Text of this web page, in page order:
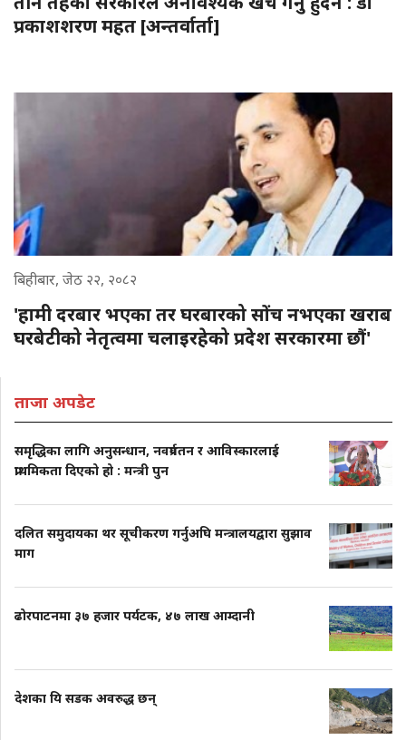
प्रकाशशरण महत [अन्तर्वार्ता]
बिहीबार, जेठ २२, २०८२
'हामी दरबार भएका तर घरबारको सोंच नभएका खराब
घरबेटीको नेतृत्वमा चलाइरहेको प्रदेश सरकारमा छौं'
ताजा अपडेट
समृद्धिका लागि अनुसन्धान, नवप्रर्वतन र आविस्कारलाई
प्राथमिकता दिएको हो : मन्त्री पुन
दलित समुदायका थर सूचीकरण गर्नुअघि मन्त्रालयद्वारा सुझाव
माग
ढोरपाटनमा ३७ हजार पर्यटक, ४७ लाख आम्दानी
देशका यि सडक अवरुद्ध छन्